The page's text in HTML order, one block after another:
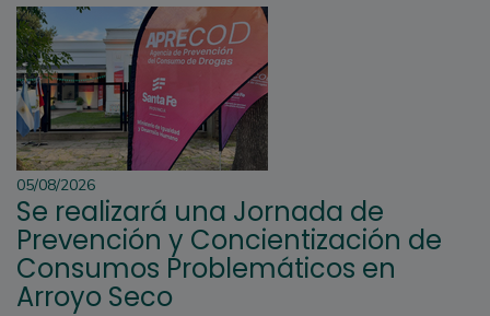
05/08/2026
Se realizará una Jornada de
Prevención y Concientización de
Consumos Problemáticos en
Arroyo Seco